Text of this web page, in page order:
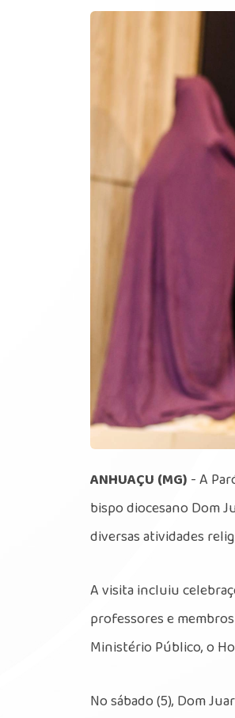
ANHUAÇU (MG) - A
bispo diocesano Dom
diversas atividades
A visita incluiu
professores e
Ministério Público, o
No sábado (5), Dom